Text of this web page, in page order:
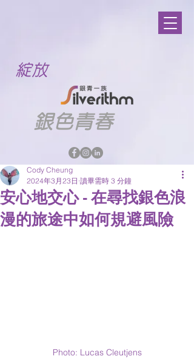
綻放
銀色青春
安心地交心 - 在尋找銀色浪
漫的旅途中如何規避風險
Cody Cheung
2024年3月23日 讀畢需時 3 分鐘
Photo: Lucas Cleutjens